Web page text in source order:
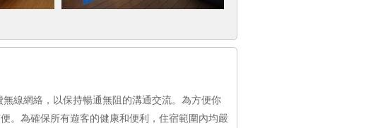
線網絡，以保持暢通無阻的溝通交流。為方便你
。為確保所有遊客的健康和便利，住宿範圍內均嚴